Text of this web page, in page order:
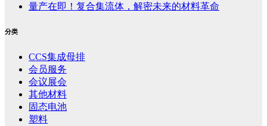
量产在即！复合集流体，解密未来的材料革命
分类
CCS集成母排
会员服务
会议展会
其他材料
固态电池
塑料